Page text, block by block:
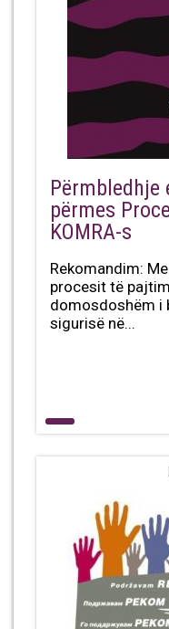
përmes
KOMRA-s
Rekomandim:
procesit të
domosdoshëm i
sigurisë në...